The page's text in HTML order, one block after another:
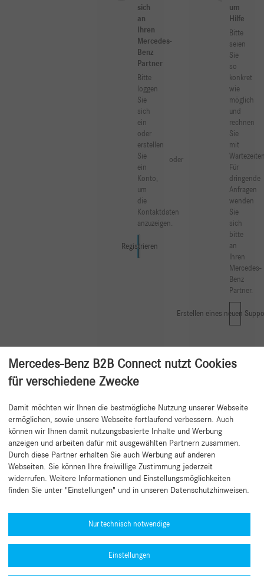
sich
an
Ihren
Mercedes-
Benz
Partner
Bitte
loggen
Sie
sich
ein
oder
erstellen
Sie
ein
Konto,
um
die
Kontaktdaten
anzuzeigen.
Anmelden
Registrieren
oder
um
Hilfe
Bitte
seien
Sie
so
konkret
wie
möglich
und
rechnen
Sie
mit
Für
dringende
Anfragen
wenden
Sie
sich
bitte
an
Ihren
Mercedes-
Benz
Partner.
Erstellen eines neuen
Mercedes-Benz B2B Connect nutzt Cookies
für verschiedene Zwecke
Damit möchten wir Ihnen die bestmögliche Nutzung unserer Webseite
ermöglichen, sowie unsere Webseite fortlaufend verbessern. Auch
können wir Ihnen damit nutzungsbasierte Inhalte und Werbung
anzeigen und arbeiten dafür mit ausgewählten Partnern zusammen.
Durch diese Partner erhalten Sie auch Werbung auf anderen
Webseiten. Sie können Ihre freiwillige Zustimmung jederzeit
widerrufen. Weitere Informationen und Einstellungsmöglichkeiten
finden Sie unter "Einstellungen" und in unseren Datenschutzhinweisen.
Nur technisch notwendige
Einstellungen
Zurück zum Anfang
Hilfe benötigt?
Mercedes-Benz Global Training
News